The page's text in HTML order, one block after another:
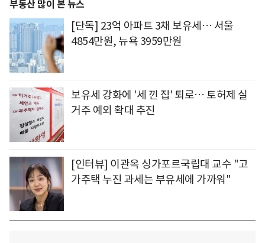
부동산 많이 본 뉴스
[단독] 23억 아파트 3채 보유세… 서울
4854만원, 뉴욕 3959만원
보유세 강화에 '세 낀 집' 퇴로… 토허제 실
거주 예외 확대 추진
[인터뷰] 이관옥 싱가포르국립대 교수 "고
가주택 누진 과세는 부유세에 가까워"